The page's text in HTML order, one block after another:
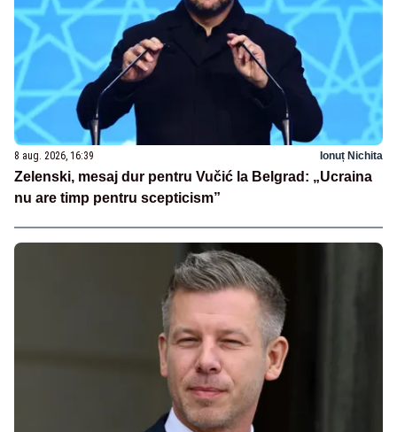
8 aug. 2026, 16:39 Ionuț Nichita
Zelenski, mesaj dur pentru Vučić la Belgrad: „Ucraina
nu are timp pentru scepticism”